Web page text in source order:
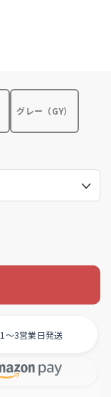
グレー（GY）
1〜3営業日発送